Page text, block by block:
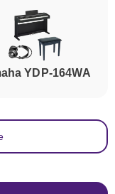
YDP-164WA